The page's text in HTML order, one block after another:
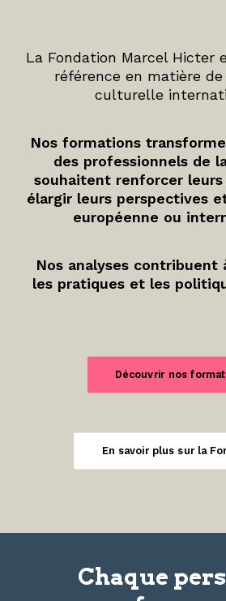
La Fondation Marcel Hicter
référence en matière
culturelle
Nos formations
des professionnels de
souhaitent renforcer
élargir leurs perspectives
européenne ou
Nos analyses contribuent
les pratiques et les
Découvrir nos
En savoir plus sur la
Chaque